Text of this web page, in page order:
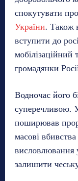
спокутувати
України. Також
вступити до
мобілізаційний
громадянки
Водночас його
суперечливою.
поширював
масові
висловлювання
залишити